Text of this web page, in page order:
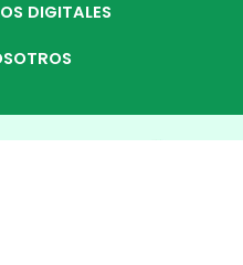
DIGITALES